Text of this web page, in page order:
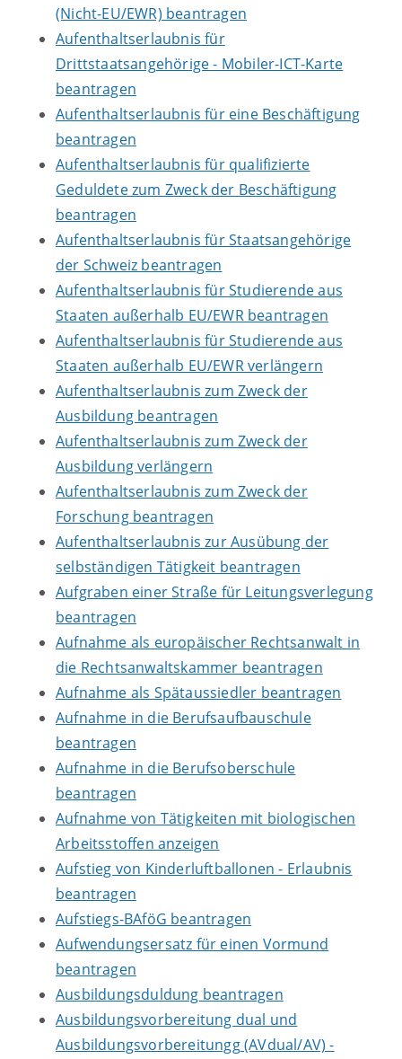
(Nicht-EU/EWR) beantragen
Aufenthaltserlaubnis für
Drittstaatsangehörige - Mobiler-ICT-Karte
beantragen
Aufenthaltserlaubnis für eine Beschäftigung
beantragen
Aufenthaltserlaubnis für qualifizierte
Geduldete zum Zweck der Beschäftigung
beantragen
Aufenthaltserlaubnis für Staatsangehörige
der Schweiz beantragen
Aufenthaltserlaubnis für Studierende aus
Staaten außerhalb EU/EWR beantragen
Aufenthaltserlaubnis für Studierende aus
Staaten außerhalb EU/EWR verlängern
Aufenthaltserlaubnis zum Zweck der
Ausbildung beantragen
Aufenthaltserlaubnis zum Zweck der
Ausbildung verlängern
Aufenthaltserlaubnis zum Zweck der
Forschung beantragen
Aufenthaltserlaubnis zur Ausübung der
selbständigen Tätigkeit beantragen
Aufgraben einer Straße für Leitungsverlegung
beantragen
Aufnahme als europäischer Rechtsanwalt in
die Rechtsanwaltskammer beantragen
Aufnahme als Spätaussiedler beantragen
Aufnahme in die Berufsaufbauschule
beantragen
Aufnahme in die Berufsoberschule
beantragen
Aufnahme von Tätigkeiten mit biologischen
Arbeitsstoffen anzeigen
Aufstieg von Kinderluftballonen - Erlaubnis
beantragen
Aufstiegs-BAföG beantragen
Aufwendungsersatz für einen Vormund
beantragen
Ausbildungsduldung beantragen
Ausbildungsvorbereitung dual und
Ausbildungsvorbereitungg (AVdual/AV) -